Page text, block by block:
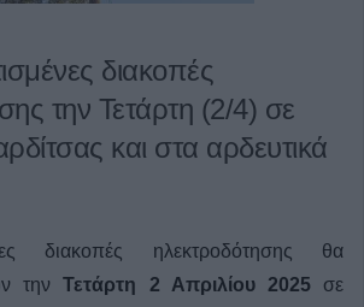
διακοπές
την Τετάρτη (2/4) σε
και στα αρδευτικά
διακοπές ηλεκτροδότησης θα
την Τετάρτη 2 Απριλίου 2025σε